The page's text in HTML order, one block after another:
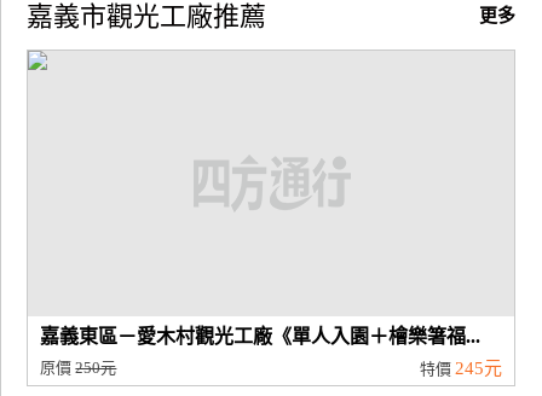
作
計
更多
嘉義市觀光工廠推薦
嘉義東區－愛木村觀光工廠《單人入園＋檜樂箸福...
原價250元 特價 245元